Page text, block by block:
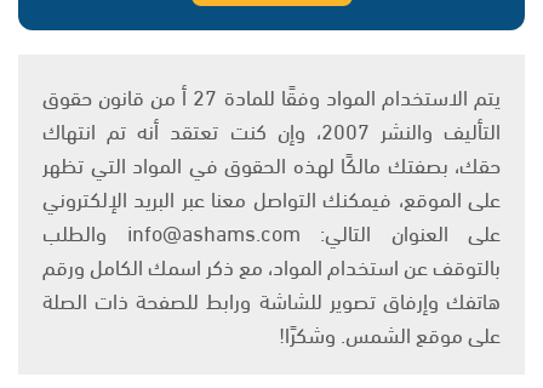
يتم الاستخدام المواد وفقًا للمادة 27 أ من قانون حقوق
التأليف والنشر 2007، وإن كنت تعتقد أنه تم انتهاك
حقك، بصفتك مالكًا لهذه الحقوق في المواد التي تظهر
على الموقع، فيمكنك التواصل معنا عبر البريد الإلكتروني
على العنوان التالي: info@ashams.com والطلب
بالتوقف عن استخدام المواد، مع ذكر اسمك الكامل ورقم
هاتفك وإرفاق تصوير للشاشة ورابط للصفحة ذات الصلة
على موقع الشمس. وشكرًا!